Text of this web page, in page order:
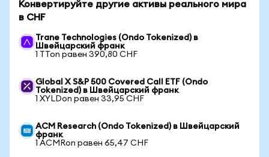
Конвертируйте другие активы реального мира
в CHF
Trane Technologies (Ondo Tokenized) в
Швейцарский франк
1 TTon равен 390,80 CHF
Global X S&P 500 Covered Call ETF (Ondo
Tokenized) в Швейцарский франк
1 XYLDon равен 33,95 CHF
ACM Research (Ondo Tokenized) в Швейцарский
франк
1 ACMRon равен 65,47 CHF